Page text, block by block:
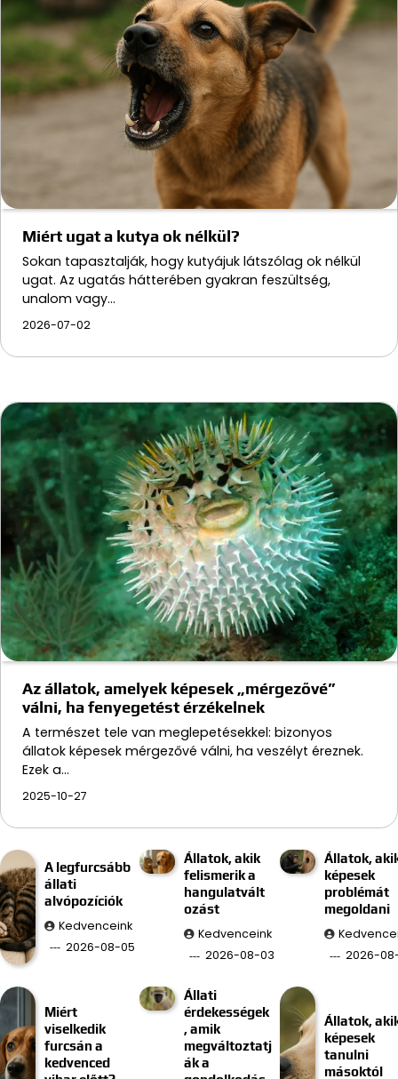
Miért ugat a kutya ok nélkül?
Sokan tapasztalják, hogy kutyájuk látszólag ok nélkül
ugat. Az ugatás hátterében gyakran feszültség,
unalom vagy…
2026-07-02
Az állatok, amelyek képesek „mérgezővé”
válni, ha fenyegetést érzékelnek
A természet tele van meglepetésekkel: bizonyos
állatok képesek mérgezővé válni, ha veszélyt éreznek.
Ezek a…
2025-10-27
A legfurcsább
állati
alvópozíciók
Kedvenceink
2026-08-05
Állatok, akik
felismerik a
hangulatvált
ozást
Kedvenceink
2026-08-03
Állatok,
képesek
problémát
megoldani
2026-
Miért
viselkedik
furcsán a
kedvenced
Állati
érdekességek
, amik
megváltoztatj
ák a
Állatok,
képesek
tanulni
másoktól